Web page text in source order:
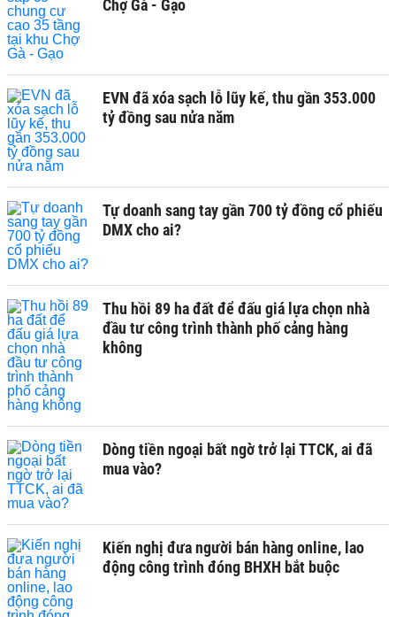
Chợ Gà - Gạo
EVN đã xóa sạch lỗ lũy kế, thu gần 353.000
tỷ đồng sau nửa năm
Tự doanh sang tay gần 700 tỷ đồng cổ phiếu
DMX cho ai?
Thu hồi 89 ha đất để đấu giá lựa chọn nhà
đầu tư công trình thành phố cảng hàng
không
Dòng tiền ngoại bất ngờ trở lại TTCK, ai đã
mua vào?
Kiến nghị đưa người bán hàng online, lao
động công trình đóng BHXH bắt buộc